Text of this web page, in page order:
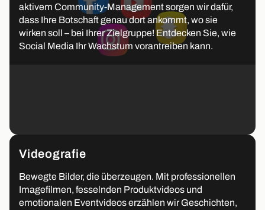
aktivem Community-Management sorgen wir dafür,
dass Ihre Botschaft genau dort ankommt, wo sie
wirken soll – bei Ihrer Zielgruppe! Entdecken Sie, wie
Social Media Ihr Wachstum vorantreiben kann.
Videografie
Bewegte Bilder, die überzeugen. Mit professionellen
Imagefilmen, fesselnden Produktvideos und
emotionalen Eventvideos erzählen wir Geschichten,